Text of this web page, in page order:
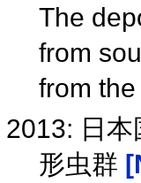
The
from
from
2013: 日
形虫群